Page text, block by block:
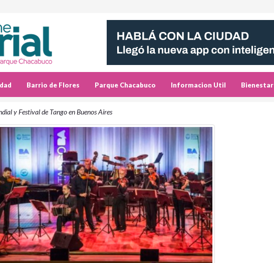
Barrio de Flores Parque Chacabuco Informacion Util Bienestar
y Festival de Tango en Buenos Aires